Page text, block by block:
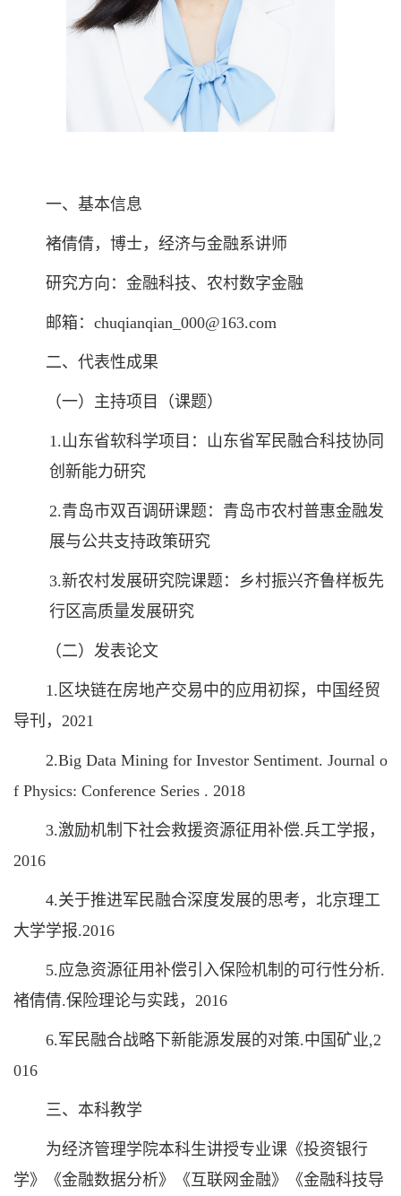
一、基本信息
褚倩倩，博士，经济与金融系讲师
研究方向：金融科技、农村数字金融
邮箱：chuqianqian_000@163.com
二、代表性成果
（一）主持项目（课题）
1.山东省软科学项目：山东省军民融合科技协同
创新能力研究
2.青岛市双百调研课题：青岛市农村普惠金融发
展与公共支持政策研究
3.新农村发展研究院课题：乡村振兴齐鲁样板先
行区高质量发展研究
（二）发表论文
1.区块链在房地产交易中的应用初探，中国经贸
导刊，2021
2.Big Data Mining for Investor Sentiment. Journal o
f Physics: Conference Series . 2018
3.激励机制下社会救援资源征用补偿.兵工学报，
2016
4.关于推进军民融合深度发展的思考，北京理工
大学学报.2016
5.应急资源征用补偿引入保险机制的可行性分析.
褚倩倩.保险理论与实践，2016
6.军民融合战略下新能源发展的对策.中国矿业,2
016
三、本科教学
为经济管理学院本科生讲授专业课《投资银行
学》《金融数据分析》《互联网金融》《金融科技导